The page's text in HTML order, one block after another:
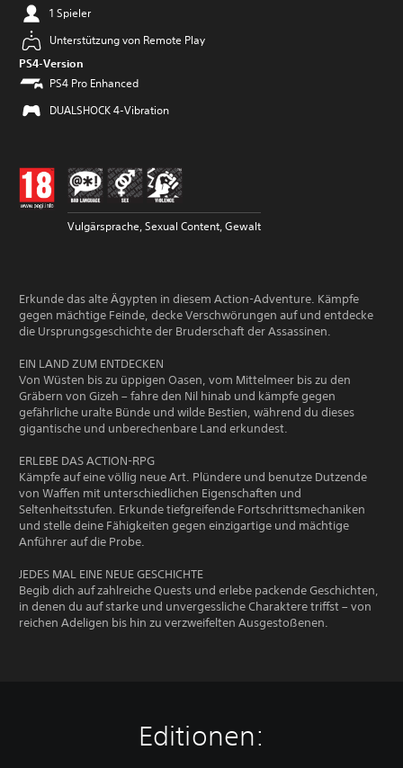
1 Spieler
Unterstützung von Remote Play
PS4-Version
PS4 Pro Enhanced
DUALSHOCK 4-Vibration
Vulgärsprache, Sexual Content, Gewalt
Erkunde das alte Ägypten in diesem Action-Adventure. Kämpfe
gegen mächtige Feinde, decke Verschwörungen auf und entdecke
die Ursprungsgeschichte der Bruderschaft der Assassinen.
EIN LAND ZUM ENTDECKEN
Von Wüsten bis zu üppigen Oasen, vom Mittelmeer bis zu den
Gräbern von Gizeh – fahre den Nil hinab und kämpfe gegen
gefährliche uralte Bünde und wilde Bestien, während du dieses
gigantische und unberechenbare Land erkundest.
ERLEBE DAS ACTION-RPG
Kämpfe auf eine völlig neue Art. Plündere und benutze Dutzende
von Waffen mit unterschiedlichen Eigenschaften und
Seltenheitsstufen. Erkunde tiefgreifende Fortschrittsmechaniken
und stelle deine Fähigkeiten gegen einzigartige und mächtige
Anführer auf die Probe.
JEDES MAL EINE NEUE GESCHICHTE
Begib dich auf zahlreiche Quests und erlebe packende Geschichten,
in denen du auf starke und unvergessliche Charaktere triffst – von
reichen Adeligen bis hin zu verzweifelten Ausgestoßenen.
Editionen: